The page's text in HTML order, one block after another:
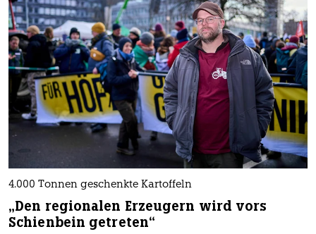
4.000 Tonnen geschenkte Kartoffeln
„Den regionalen Erzeugern wird vors
Schienbein getreten“